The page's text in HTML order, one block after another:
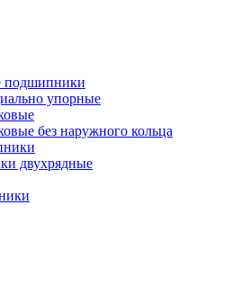
подшипники
упорные
без наружного кольца
двухрядные